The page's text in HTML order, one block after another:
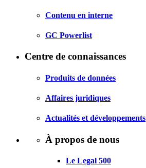
Contenu en interne
GC Powerlist
Centre de connaissances
Produits de données
Affaires juridiques
Actualités et développements
À propos de nous
Le Legal 500